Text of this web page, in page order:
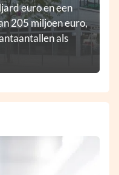
euro en een
205 miljoen euro,
als